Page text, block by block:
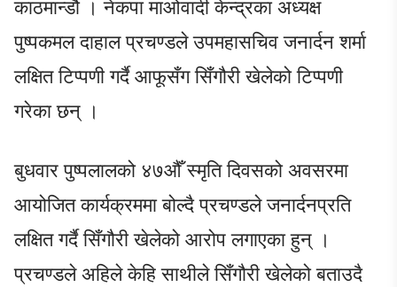
काठमान्डौ । नेकपा माओवादी केन्द्रका अध्यक्ष
पुष्पकमल दाहाल प्रचण्डले उपमहासचिव जनार्दन शर्मा
लक्षित टिप्पणी गर्दै आफूसँग सिँगौरी खेलेको टिप्पणी
गरेका छन् ।
बुधवार पुष्पलालको ४७औँ स्मृति दिवसको अवसरमा
आयोजित कार्यक्रममा बोल्दै प्रचण्डले जनार्दनप्रति
लक्षित गर्दै सिँगौरी खेलेको आरोप लगाएका हुन् ।
प्रचण्डले अहिले केहि साथीले सिँगौरी खेलेको बताउदै